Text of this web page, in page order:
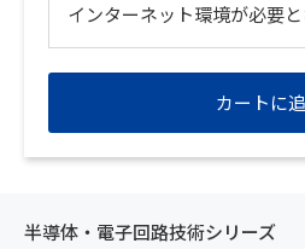
インターネット環境が必要と
カートに
半導体・電子回路技術シリーズ